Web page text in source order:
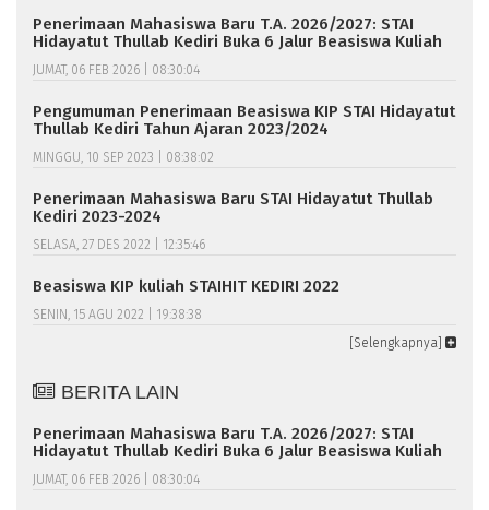
Penerimaan Mahasiswa Baru T.A. 2026/2027: STAI
Hidayatut Thullab Kediri Buka 6 Jalur Beasiswa Kuliah
JUMAT, 06 FEB 2026 | 08:30:04
Pengumuman Penerimaan Beasiswa KIP STAI Hidayatut
Thullab Kediri Tahun Ajaran 2023/2024
MINGGU, 10 SEP 2023 | 08:38:02
Penerimaan Mahasiswa Baru STAI Hidayatut Thullab
Kediri 2023-2024
SELASA, 27 DES 2022 | 12:35:46
Beasiswa KIP kuliah STAIHIT KEDIRI 2022
SENIN, 15 AGU 2022 | 19:38:38
[Selengkapnya]
BERITA LAIN
Penerimaan Mahasiswa Baru T.A. 2026/2027: STAI
Hidayatut Thullab Kediri Buka 6 Jalur Beasiswa Kuliah
JUMAT, 06 FEB 2026 | 08:30:04